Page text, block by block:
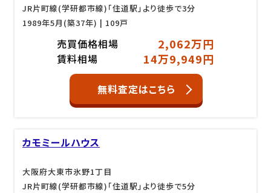
JR片町線(学研都市線)「住道駅」より徒歩で3分
1989年5月(築37年) | 109戸
売買価格相場 2,062万円
賃料相場 14万9,949円
無料査定はこちら
カモミールハウス
大阪府大東市氷野1丁目
JR片町線(学研都市線)「住道駅」より徒歩で5分